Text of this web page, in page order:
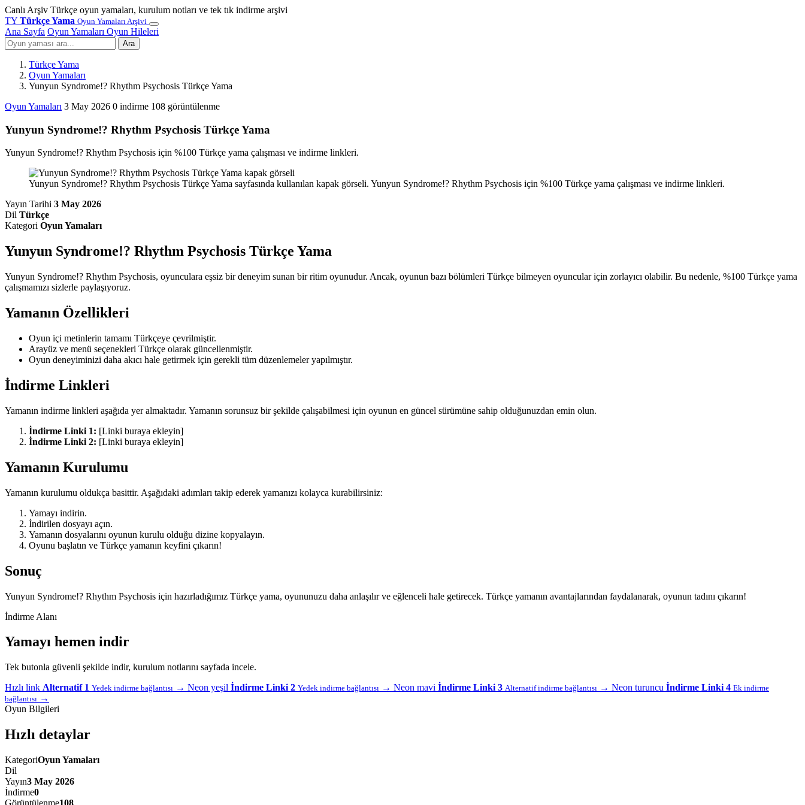
Canlı Arşiv Türkçe oyun yamaları, kurulum notları ve tek tık indirme arşivi
TY Türkçe Yama Oyun Yamaları Arşivi
Ana Sayfa Oyun Yamaları Oyun Hileleri
Ara
Türkçe Yama
Oyun Yamaları
Yunyun Syndrome!? Rhythm Psychosis Türkçe Yama
Oyun Yamaları 3 May 2026 0 indirme 108 görüntülenme
Yunyun Syndrome!? Rhythm Psychosis Türkçe Yama
Yunyun Syndrome!? Rhythm Psychosis için %100 Türkçe yama çalışması ve indirme linkleri.
Yunyun Syndrome!? Rhythm Psychosis Türkçe Yama sayfasında kullanılan kapak görseli. Yunyun Syndrome!? Rhythm Psychosis için %100 Türkçe yama çalışması ve indirme linkleri.
Yayın Tarihi 3 May 2026
Dil Türkçe
Kategori Oyun Yamaları
Yunyun Syndrome!? Rhythm Psychosis Türkçe Yama
Yunyun Syndrome!? Rhythm Psychosis, oyunculara eşsiz bir deneyim sunan bir ritim oyunudur. Ancak, oyunun bazı bölümleri Türkçe bilmeyen oyuncular için zorlayıcı olabilir. Bu nedenle, %100 Türkçe yama
çalışmamızı sizlerle paylaşıyoruz.
Yamanın Özellikleri
Oyun içi metinlerin tamamı Türkçeye çevrilmiştir.
Arayüz ve menü seçenekleri Türkçe olarak güncellenmiştir.
Oyun deneyiminizi daha akıcı hale getirmek için gerekli tüm düzenlemeler yapılmıştır.
İndirme Linkleri
Yamanın indirme linkleri aşağıda yer almaktadır. Yamanın sorunsuz bir şekilde çalışabilmesi için oyunun en güncel sürümüne sahip olduğunuzdan emin olun.
İndirme Linki 1: [Linki buraya ekleyin]
İndirme Linki 2: [Linki buraya ekleyin]
Yamanın Kurulumu
Yamanın kurulumu oldukça basittir. Aşağıdaki adımları takip ederek yamanızı kolayca kurabilirsiniz:
Yamayı indirin.
İndirilen dosyayı açın.
Yamanın dosyalarını oyunun kurulu olduğu dizine kopyalayın.
Oyunu başlatın ve Türkçe yamanın keyfini çıkarın!
Sonuç
Yunyun Syndrome!? Rhythm Psychosis için hazırladığımız Türkçe yama, oyununuzu daha anlaşılır ve eğlenceli hale getirecek. Türkçe yamanın avantajlarından faydalanarak, oyunun tadını çıkarın!
İndirme Alanı
Yamayı hemen indir
Tek butonla güvenli şekilde indir, kurulum notlarını sayfada incele.
Hızlı link Alternatif 1 Yedek indirme bağlantısı → Neon yeşil İndirme Linki 2 Yedek indirme bağlantısı → Neon mavi İndirme Linki 3 Alternatif indirme bağlantısı → Neon turuncu İndirme Linki 4 Ek indirme
bağlantısı →
Oyun Bilgileri
Hızlı detaylar
KategoriOyun Yamaları
Dil
Yayın3 May 2026
İndirme0